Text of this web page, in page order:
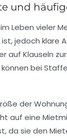
und
Leben vieler
jedoch klare
auf Klauseln
bei
der
auf eine
da sie den